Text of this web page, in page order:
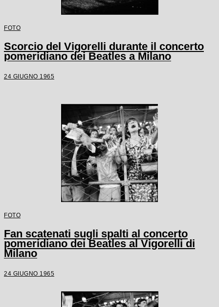
FOTO
Scorcio del Vigorelli durante il concerto
pomeridiano dei Beatles a Milano
24 GIUGNO 1965
FOTO
Fan scatenati sugli spalti al concerto
pomeridiano dei Beatles al Vigorelli di
Milano
24 GIUGNO 1965